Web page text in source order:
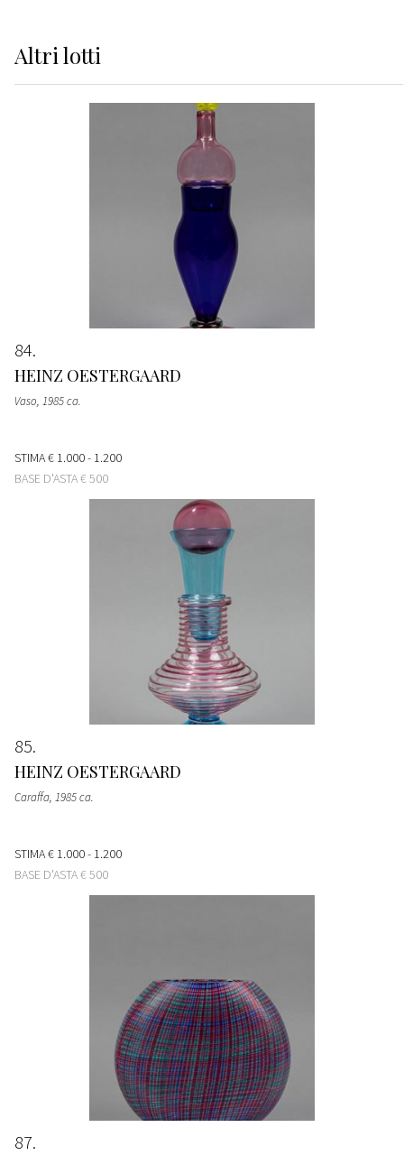
Altrilotti
84
HEINZ OESTERGAARD
Vaso, 1985 ca.
STIMA€ 1.000 - 1.200
BASE D'ASTA€ 500
85
HEINZ OESTERGAARD
Caraffa, 1985 ca.
STIMA€ 1.000 - 1.200
BASE D'ASTA€ 500
87